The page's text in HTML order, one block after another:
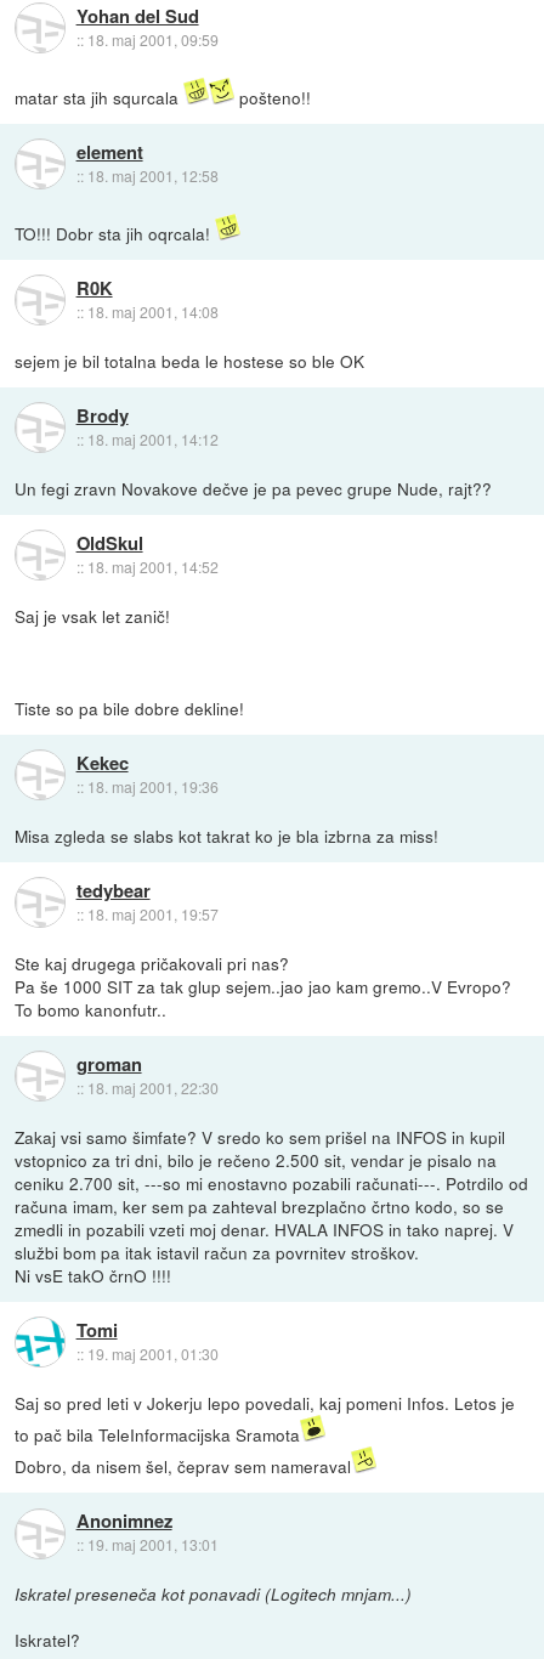
Yohan del Sud
:: 18. maj 2001, 09:59
matar sta jih squrcala pošteno!!
element
:: 18. maj 2001, 12:58
TO!!! Dobr sta jih oqrcala!
R0K
:: 18. maj 2001, 14:08
sejem je bil totalna beda le hostese so ble OK
Brody
:: 18. maj 2001, 14:12
Un fegi zravn Novakove dečve je pa pevec grupe Nude, rajt??
OldSkul
:: 18. maj 2001, 14:52
Saj je vsak let zanič!
Tiste so pa bile dobre dekline!
Kekec
:: 18. maj 2001, 19:36
Misa zgleda se slabs kot takrat ko je bla izbrna za miss!
tedybear
:: 18. maj 2001, 19:57
Ste kaj drugega pričakovali pri nas?
Pa še 1000 SIT za tak glup sejem..jao jao kam gremo..V Evropo?
To bomo kanonfutr..
groman
:: 18. maj 2001, 22:30
Zakaj vsi samo šimfate? V sredo ko sem prišel na INFOS in kupil
vstopnico za tri dni, bilo je rečeno 2.500 sit, vendar je pisalo na
ceniku 2.700 sit, ---so mi enostavno pozabili računati---. Potrdilo od
računa imam, ker sem pa zahteval brezplačno črtno kodo, so se
zmedli in pozabili vzeti moj denar. HVALA INFOS in tako naprej. V
službi bom pa itak istavil račun za povrnitev stroškov.
Ni vsE takO črnO !!!!
Tomi
:: 19. maj 2001, 01:30
Saj so pred leti v Jokerju lepo povedali, kaj pomeni Infos. Letos je
to pač bila TeleInformacijska Sramota
Dobro, da nisem šel, čeprav sem nameraval
Anonimnez
:: 19. maj 2001, 13:01
Iskratel preseneča kot ponavadi (Logitech mnjam...)
Iskratel?